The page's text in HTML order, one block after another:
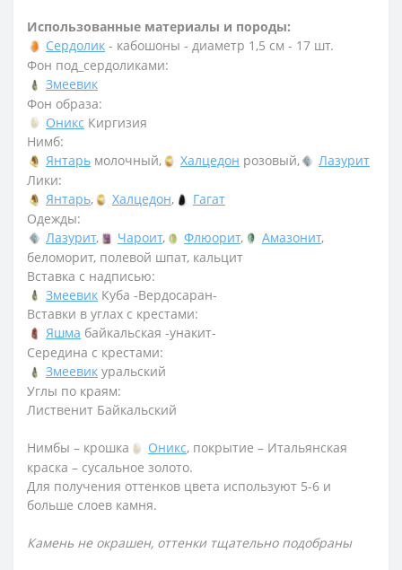
Использованные материалы и породы:
Сердолик - кабошоны - диаметр 1,5 см - 17 шт.
Фон под_сердоликами:
Змеевик
Фон образа:
Оникс Киргизия
Нимб:
Янтарь молочный, Халцедон розовый,
Лазурит
Лики:
Янтарь, Халцедон,
Гагат
Одежды:
Лазурит, Чароит, Флюорит, Амазонит,
беломорит, полевой шпат, кальцит
Вставка с надписью:
Змеевик Куба -Вердосаран-
Вставки в углах с крестами:
Яшма байкальская -унакит-
Середина с крестами:
Змеевик уральский
Углы по краям:
Лиственит Байкальский
Нимбы – крошка Оникс, покрытие – Итальянская
краска – сусальное золото.
Для получения оттенков цвета используют 5-6 и
больше слоев камня.
Камень не окрашен, оттенки тщательно подобраны